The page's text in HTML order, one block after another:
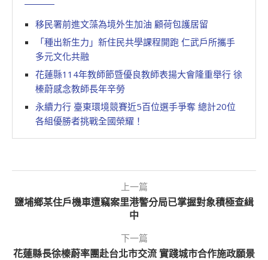
移民署前進文藻為境外生加油 顧荷包護居留
「種出新生力」新住民共學課程開跑 仁武戶所攜手
多元文化共融
花蓮縣114年教師節暨優良教師表揚大會隆重舉行 徐
榛蔚感念教師長年辛勞
永續力行 臺東環境競賽近5百位選手爭奪 總計20位
各組優勝者挑戰全國榮耀！
上一篇
鹽埔鄉某住戶機車遭竊案里港警分局已掌握對象積極查緝
中
下一篇
花蓮縣長徐榛蔚率團赴台北市交流 實踐城市合作施政願景